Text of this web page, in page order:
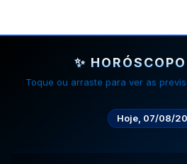
✨
Toque ou arraste para ver as
Hoje, 07/08/